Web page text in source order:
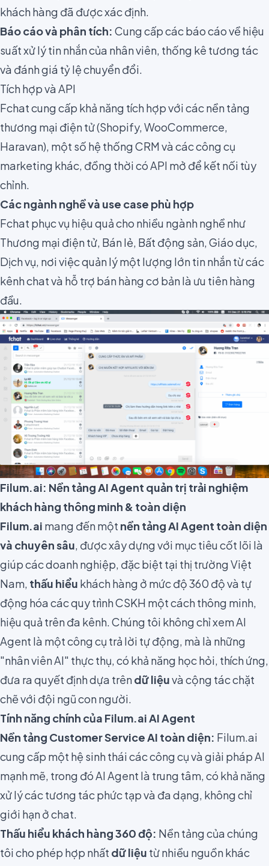
khách hàng đã được xác định.
Báo cáo và phân tích: Cung cấp các báo cáo về hiệu
suất xử lý tin nhắn của nhân viên, thống kê tương tác
và đánh giá tỷ lệ chuyển đổi.
Tích hợp và API
Fchat cung cấp khả năng tích hợp với các nền tảng
thương mại điện tử (Shopify, WooCommerce,
Haravan), một số hệ thống CRM và các công cụ
marketing khác, đồng thời có API mở để kết nối tùy
chỉnh.
Các ngành nghề và use case phù hợp
Fchat phục vụ hiệu quả cho nhiều ngành nghề như
Thương mại điện tử, Bán lẻ, Bất động sản, Giáo dục,
Dịch vụ, nơi việc quản lý một lượng lớn tin nhắn từ các
kênh chat và hỗ trợ bán hàng cơ bản là ưu tiên hàng
đầu.
Filum.ai: Nền tảng AI Agent quản trị trải nghiệm
khách hàng thông minh & toàn diện
Filum.ai mang đến một nền tảng AI Agent toàn diện
và chuyên sâu, được xây dựng với mục tiêu cốt lõi là
giúp các doanh nghiệp, đặc biệt tại thị trường Việt
Nam, thấu hiểu khách hàng ở mức độ 360 độ và tự
động hóa các quy trình CSKH một cách thông minh,
hiệu quả trên đa kênh. Chúng tôi không chỉ xem AI
Agent là một công cụ trả lời tự động, mà là những
"nhân viên AI" thực thụ, có khả năng học hỏi, thích ứng,
đưa ra quyết định dựa trêndữ liệuvà cộng tác chặt
chẽ với đội ngũ con người.
Tính năng chính của Filum.ai AI Agent
Nền tảng Customer Service AI toàn diện: Filum.ai
cung cấp một hệ sinh thái các công cụ và giải pháp AI
mạnh mẽ, trong đó AI Agent là trung tâm, có khả năng
xử lý các tương tác phức tạp và đa dạng, không chỉ
giới hạn ở chat.
Thấu hiểu khách hàng 360 độ: Nền tảng của chúng
tôi cho phép hợp nhất dữ liệu từ nhiều nguồn khác